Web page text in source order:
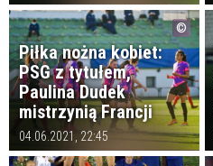
Piłka nożna kobiet:
PSG z tytułem,
Paulina Dudek
mistrzynią Francji
04.06.2021, 22:45